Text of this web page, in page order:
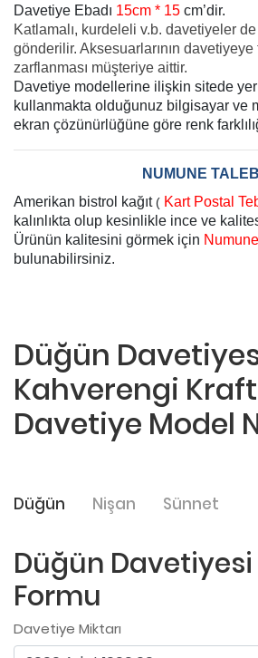
Davetiye Ebadı 15cm * 15 cm’dir.
Katlamalı, kurdeleli v.b. davetiyeler
gönderilir. Aksesuarlarının davetiyeye
zarflanması müşteriye aittir.
Davetiye modellerine ilişkin sitede
kullanmakta olduğunuz bilgisayar ve
ekran çözünürlüğüne göre renk
NUMUNE TALEBİ
Amerikan bistrol kağıt( Kart Postal
kalınlıkta olup kesinlikle ince ve
Ürünün kalitesini görmek için Numune
bulunabilirsiniz.
Düğün
Kahverengi Kraft
Davetiye Model
Düğün Nişan Sünnet
Düğün
Formu
Davetiye Miktarı